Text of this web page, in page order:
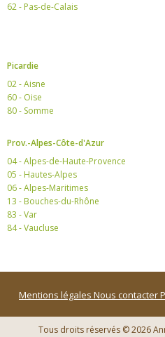
62 - Pas-de-Calais
Picardie
02 - Aisne
60 - Oise
80 - Somme
Prov.-Alpes-Côte-d'Azur
04 - Alpes-de-Haute-Provence
05 - Hautes-Alpes
06 - Alpes-Maritimes
13 - Bouches-du-Rhône
83 - Var
84 - Vaucluse
Mentions légales Nous contacter
Tous droits réservés © 2026